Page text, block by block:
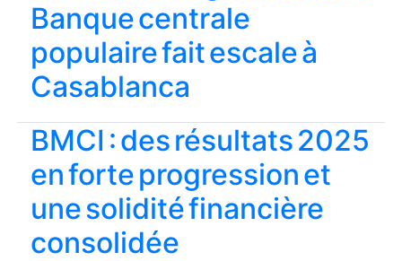
Banque centrale
populaire fait escale à
Casablanca
BMCI : des résultats 2025
en forte progression et
une solidité financière
consolidée